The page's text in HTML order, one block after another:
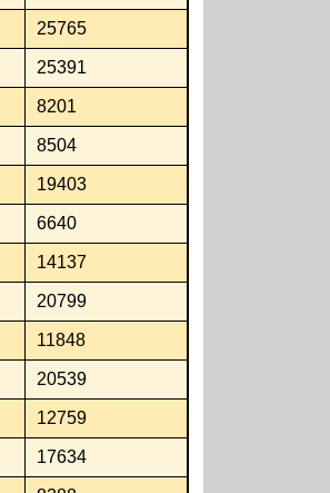
25765
25391
8201
8504
19403
6640
14137
20799
11848
20539
12759
17634